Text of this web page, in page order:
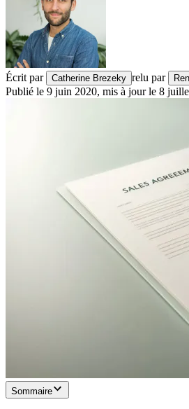
Écrit par Catherine Brezeky relu par
Publié le 9 juin 2020, mis à jour le 8
Sommaire